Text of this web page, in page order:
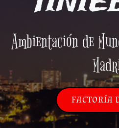
Ambientación de
FACTORÍA